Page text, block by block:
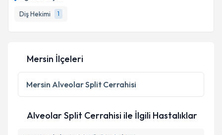
Diş Hekimi
1
Mersin İlçeleri
Mersin Alveolar Split Cerrahisi
Alveolar Split Cerrahisi ile İlgili Hastalıklar